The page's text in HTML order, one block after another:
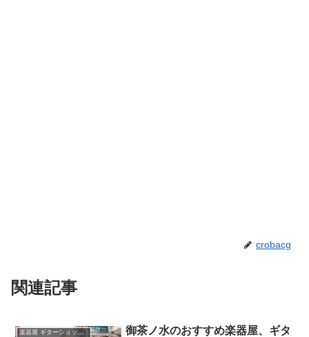
crobacg
関連記事
楽器屋 ギターショップ紹介
御茶ノ水のおすすめ楽器屋、ギタ